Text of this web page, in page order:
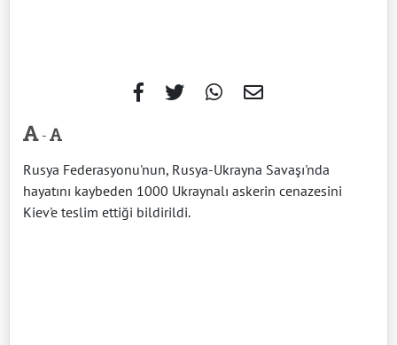
-
Rusya Federasyonu'nun, Rusya-Ukrayna Savaşı'nda
hayatını kaybeden 1000 Ukraynalı askerin cenazesini
Kiev'e teslim ettiği bildirildi.